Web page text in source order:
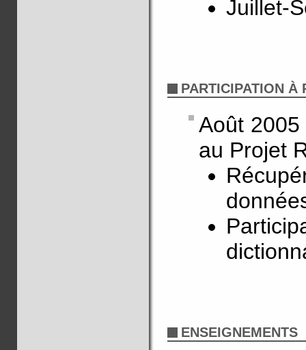
Juillet-
PARTICIPATION À
Août
au Projet
ENSEIGNEMENTS